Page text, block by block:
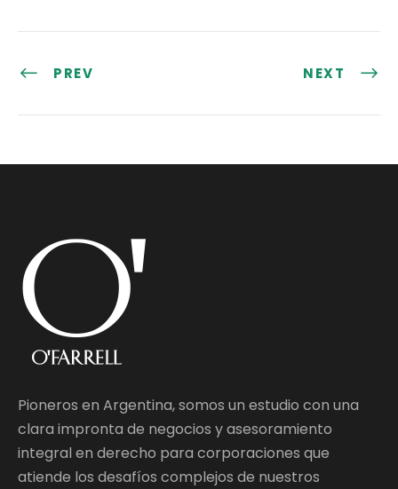
PREV NEXT
Pioneros en Argentina, somos un estudio con una
clara impronta de negocios y asesoramiento
integral en derecho para corporaciones que
atiende los desafíos complejos de nuestros